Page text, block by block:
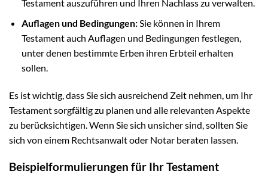
Testament auszuführen und Ihren Nachlass zu verwalten.
Auflagen und Bedingungen:Sie können in Ihrem
Testament auch Auflagen und Bedingungen festlegen,
unter denen bestimmte Erben ihren Erbteil erhalten
sollen.
Es ist wichtig, dass Sie sich ausreichend Zeit nehmen, um Ihr
Testament sorgfältig zu planen und alle relevanten Aspekte
zu berücksichtigen. Wenn Sie sich unsicher sind, sollten Sie
sich von einem Rechtsanwalt oder Notar beraten lassen.
Beispielformulierungen für Ihr Testament